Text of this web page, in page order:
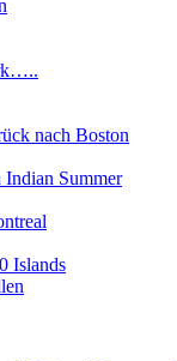
nach Boston
Summer
Islands